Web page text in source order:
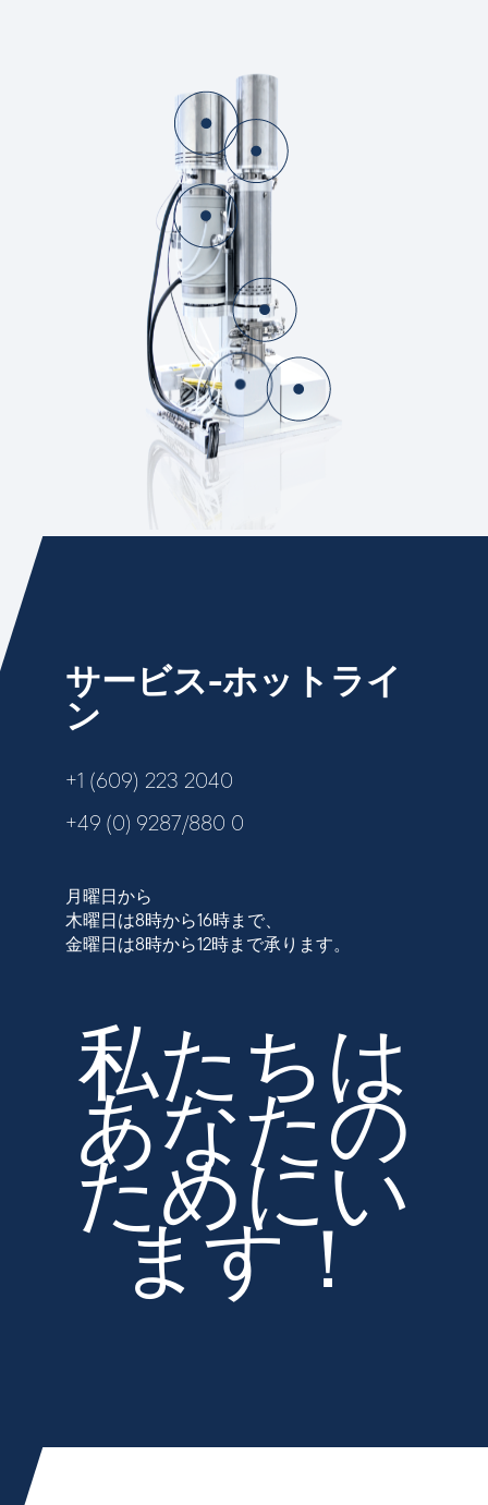
サービス-ホットライ
ン
+1 (609) 223 2040
+49 (0) 9287/880 0
月曜日から
木曜日は8時から16時まで、
金曜日は8時から12時まで承ります。
私たちは
あなたの
ためにい
ます！